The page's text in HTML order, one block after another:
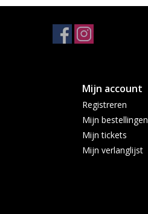
Mijn account
Registreren
Mijn bestellingen
Mijn tickets
Mijn verlanglijst